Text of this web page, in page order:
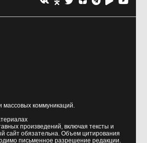
массовых коммуникаций.
произведений, включая тексты и
сайт обязательна. Объем цитирования
письменное разрешение редакции.